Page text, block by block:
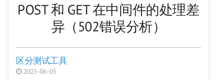
POST 和 GET 在中间件的处理差
异（502错误分析）
区分测试工具
2025-06-05